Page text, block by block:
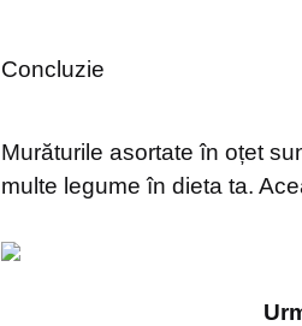
Concluzie
Murăturile asortate în oțet
multe legume în dieta ta.